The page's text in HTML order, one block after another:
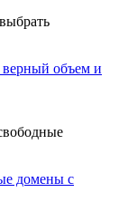
верный объем и
домены с